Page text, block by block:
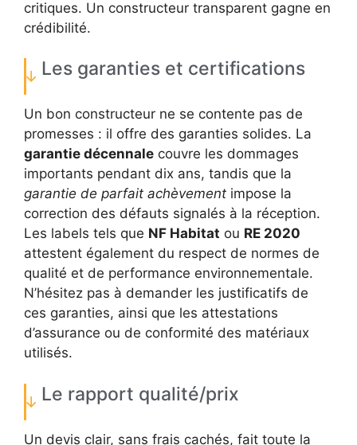
critiques. Un constructeur transparent gagne en
crédibilité.
Les garanties et certifications
Un bon constructeur ne se contente pas de
promesses : il offre des garanties solides. La
garantie décennale couvre les dommages
importants pendant dix ans, tandis que la
garantie de parfait achèvement impose la
correction des défauts signalés à la réception.
Les labels tels que NF Habitat ou RE 2020
attestent également du respect de normes de
qualité et de performance environnementale.
N’hésitez pas à demander les justificatifs de
ces garanties, ainsi que les attestations
d’assurance ou de conformité des matériaux
utilisés.
Le rapport qualité/prix
Un devis clair, sans frais cachés, fait toute la